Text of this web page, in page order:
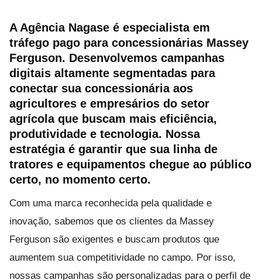
A Agência Nagase é especialista em
tráfego pago para concessionárias Massey
Ferguson. Desenvolvemos campanhas
digitais altamente segmentadas para
conectar sua concessionária aos
agricultores e empresários do setor
agrícola que buscam mais eficiência,
produtividade e tecnologia. Nossa
estratégia é garantir que sua linha de
tratores e equipamentos chegue ao público
certo, no momento certo.
Com uma marca reconhecida pela qualidade e
inovação, sabemos que os clientes da Massey
Ferguson são exigentes e buscam produtos que
aumentem sua competitividade no campo. Por isso,
nossas campanhas são personalizadas para o perfil de